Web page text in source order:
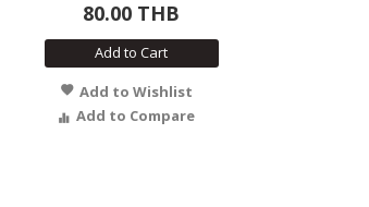
80.00 THB
Add to Cart
Add to Wishlist
Add to Compare